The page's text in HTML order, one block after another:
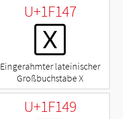
U+1F147
🅇
Eingerahmter lateinischer
Großbuchstabe X
U+1F149